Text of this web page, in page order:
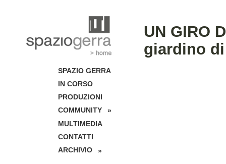
UN GIRO
giardino
SPAZIO GERRA
IN CORSO
PRODUZIONI
COMMUNITY
»
MULTIMEDIA
CONTATTI
ARCHIVIO
»